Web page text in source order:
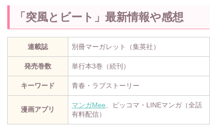
「突風とビート」最新情報や感想
連載誌 別冊マーガレット（集英社）
発売巻数 単行本3巻（続刊）
キーワード 青春・ラブストーリー
漫画アプリ
マンガMee 、ピッコマ・LINEマンガ（全話
有料配信）